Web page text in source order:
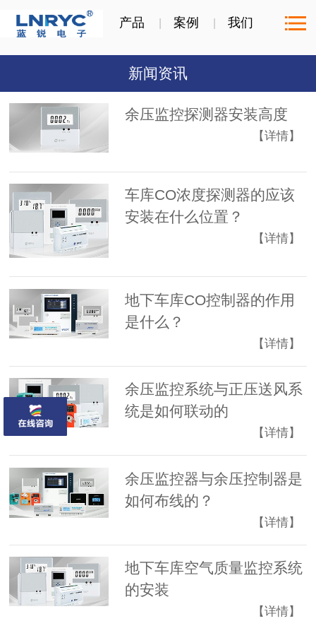
产品 案例 我们
新闻资讯
余压监控探测器安装高度
【详情】
车库CO浓度探测器的应该
安装在什么位置？
【详情】
地下车库CO控制器的作用
是什么？
【详情】
余压监控系统与正压送风系
统是如何联动的
【详情】
余压监控器与余压控制器是
如何布线的？
【详情】
地下车库空气质量监控系统
的安装
【详情】